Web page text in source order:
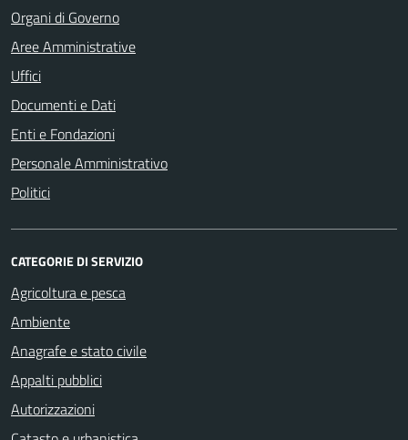
Organi di Governo
Aree Amministrative
Uffici
Documenti e Dati
Enti e Fondazioni
Personale Amministrativo
Politici
CATEGORIE DI SERVIZIO
Agricoltura e pesca
Ambiente
Anagrafe e stato civile
Appalti pubblici
Autorizzazioni